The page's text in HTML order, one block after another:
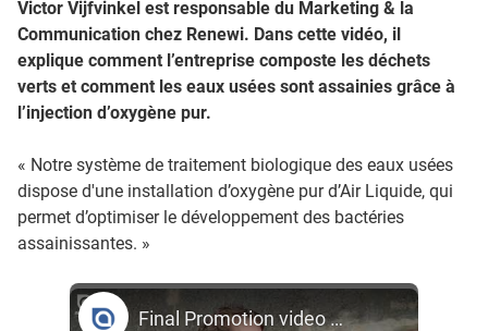
Victor Vijfvinkel est responsable du Marketing & la
Communication chez Renewi. Dans cette vidéo, il
explique comment l’entreprise composte les déchets
verts et comment les eaux usées sont assainies grâce à
l’injection d’oxygène pur.
« Notre système de traitement biologique des eaux usées
dispose d'une installation d’oxygène pur d’Air Liquide, qui
permet d’optimiser le développement des bactéries
assainissantes. »
Final Promotion video WWT OPEX FR